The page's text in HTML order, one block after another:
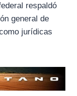
respaldó
general de
jurídicas